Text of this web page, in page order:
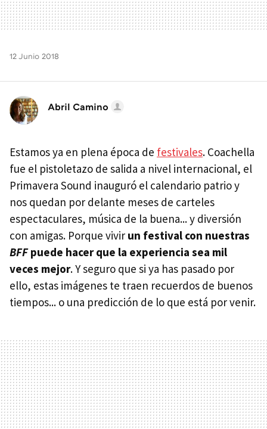
12 Junio 2018
Abril Camino
Estamos ya en plena época de festivales. Coachella
fue el pistoletazo de salida a nivel internacional, el
Primavera Sound inauguró el calendario patrio y
nos quedan por delante meses de carteles
espectaculares, música de la buena... y diversión
con amigas. Porque vivir un festival con nuestras
BFFpuede hacer que la experiencia sea mil
veces mejor. Y seguro que si ya has pasado por
ello, estas imágenes te traen recuerdos de buenos
tiempos... o una predicción de lo que está por venir.